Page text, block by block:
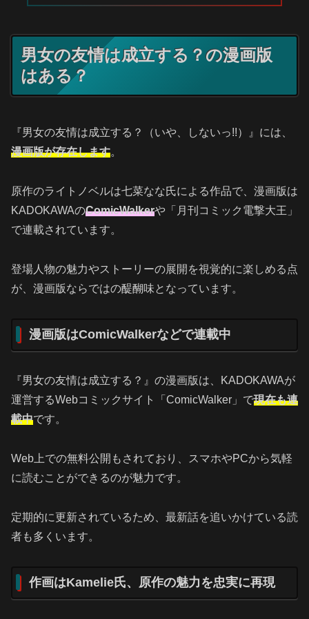
男女の友情は成立する？の漫画版
はある？
『男女の友情は成立する？（いや、しないっ!!）』には、
漫画版が存在します。
原作のライトノベルは七菜なな氏による作品で、漫画版は
KADOKAWAのComicWalkerや「月刊コミック電撃大王」
で連載されています。
登場人物の魅力やストーリーの展開を視覚的に楽しめる点
が、漫画版ならではの醍醐味となっています。
漫画版はComicWalkerなどで連載中
『男女の友情は成立する？』の漫画版は、KADOKAWAが
運営するWebコミックサイト「ComicWalker」で現在も連
載中です。
Web上での無料公開もされており、スマホやPCから気軽
に読むことができるのが魅力です。
定期的に更新されているため、最新話を追いかけている読
者も多くいます。
作画はKamelie氏、原作の魅力を忠実に再現